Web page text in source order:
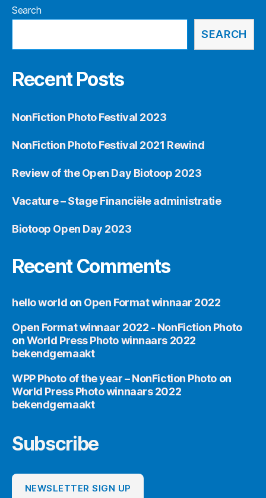
Search
SEARCH
Recent Posts
NonFiction Photo Festival 2023
NonFiction Photo Festival 2021 Rewind
Review of the Open Day Biotoop 2023
Vacature – Stage Financiële administratie
Biotoop Open Day 2023
Recent Comments
hello world on Open Format winnaar 2022
Open Format winnaar 2022 - NonFiction Photo
onWorld Press Photo winnaars 2022
bekendgemaakt
WPP Photo of the year – NonFiction Photo on
World Press Photo winnaars 2022
bekendgemaakt
Subscribe
NEWSLETTER SIGN UP